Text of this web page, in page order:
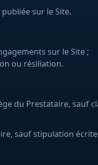
sur le Site.
sur le Site ;
ou résiliation.
du Prestataire, sauf
sauf stipulation écrite